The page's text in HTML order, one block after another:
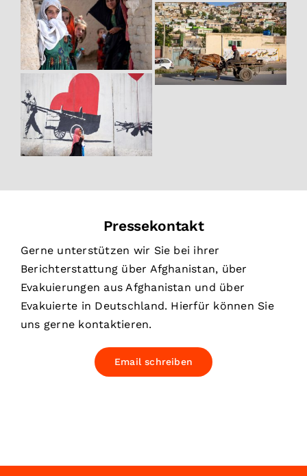
Pressekontakt
Gerne unterstützen wir Sie bei ihrer
Berichterstattung über Afghanistan, über
Evakuierungen aus Afghanistan und über
Evakuierte in Deutschland. Hierfür können Sie
uns gerne kontaktieren.
Email schreiben